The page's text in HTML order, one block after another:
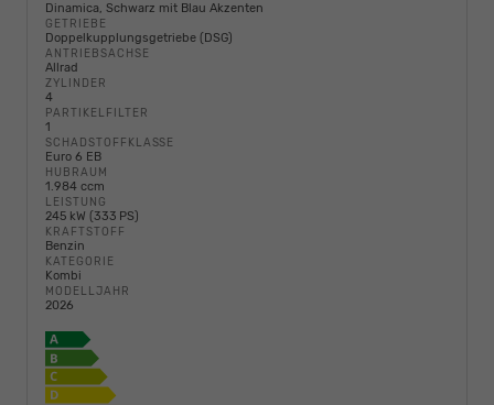
Dinamica, Schwarz mit Blau Akzenten
GETRIEBE
Doppelkupplungsgetriebe (DSG)
ANTRIEBSACHSE
Allrad
ZYLINDER
4
PARTIKELFILTER
1
SCHADSTOFFKLASSE
Euro 6 EB
HUBRAUM
1.984 ccm
LEISTUNG
245 kW (333 PS)
KRAFTSTOFF
Benzin
KATEGORIE
Kombi
MODELLJAHR
2026